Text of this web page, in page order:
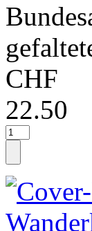
CHF
22.50